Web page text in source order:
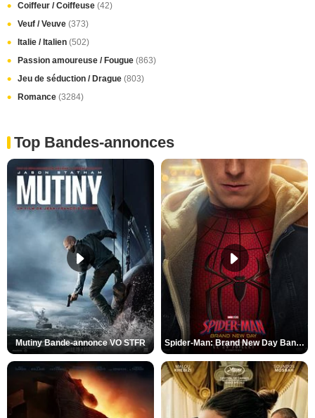
Coiffeur / Coiffeuse (42)
Veuf / Veuve (373)
Italie / Italien (502)
Passion amoureuse / Fougue (863)
Jeu de séduction / Drague (803)
Romance (3284)
Top Bandes-annonces
Mutiny Bande-annonce VO STFR Spider-Man: Brand New Day Bande-annonce VO STFR